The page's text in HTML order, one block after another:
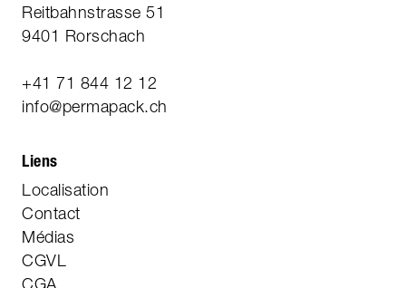
Reitbahnstrasse 51
9401 Rorschach
+41 71 844 12 12
info@permapack.ch
Liens
Localisation
Contact
Médias
CGVL
CGA